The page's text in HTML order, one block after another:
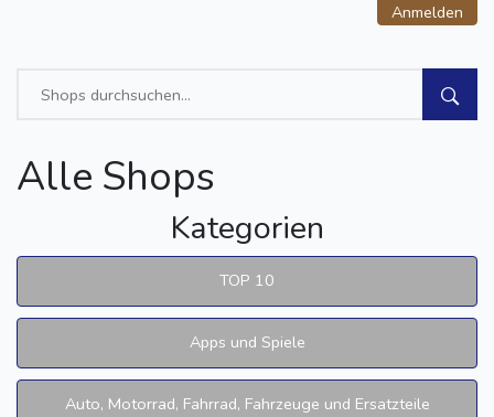
Anmelden
Alle Shops
Kategorien
TOP 10
Apps und Spiele
Auto, Motorrad, Fahrrad, Fahrzeuge und Ersatzteile